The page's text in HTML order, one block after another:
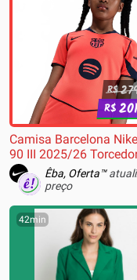
R$
R$
Camisa Barcelona
90 III 2025/26
InfantilÊba, Oferta™
preço
42min